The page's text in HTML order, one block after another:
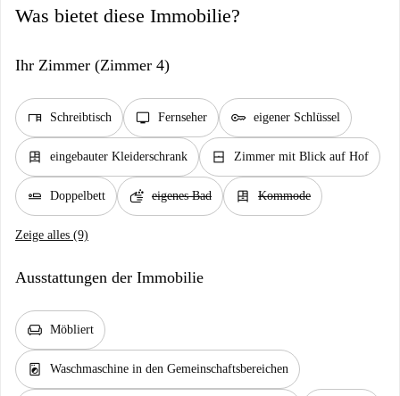
Was bietet diese Immobilie?
Ihr Zimmer (Zimmer 4)
desk Schreibtisch tv Fernseher key eigener Schlüssel
dresser eingebauter Kleiderschrank window_closed Zimmer mit Blick auf Hof
airline_seat_flat Doppelbett soap eigenes Bad dresser Kommode
Zeige alles (9)
Ausstattungen der Immobilie
chair Möbliert
local_laundry_service Waschmaschine in den Gemeinschaftsbereichen